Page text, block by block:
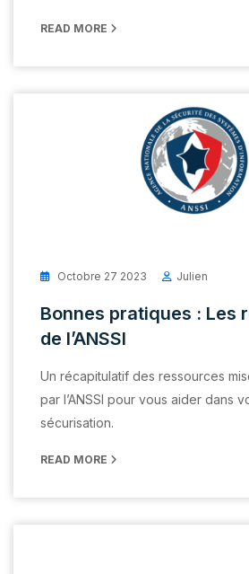
READ MORE
Octobre 27 2023 Julien
Bonnes pratiques : Les
de l’ANSSI
Un récapitulatif des ressources
par l’ANSSI pour vous aider dans
sécurisation.
READ MORE